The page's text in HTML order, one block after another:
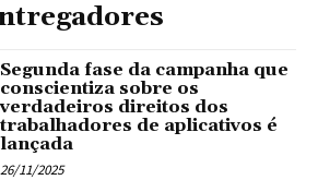
Segunda fase da campanha que
conscientiza sobre os
verdadeiros direitos dos
trabalhadores de aplicativos é
lançada
26/11/2025